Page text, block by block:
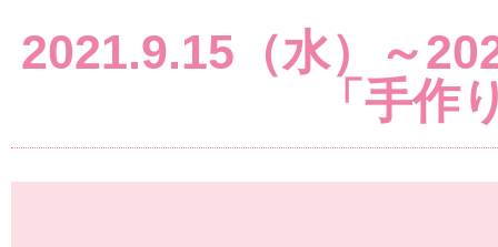
2021.9.15（水）～
「手作